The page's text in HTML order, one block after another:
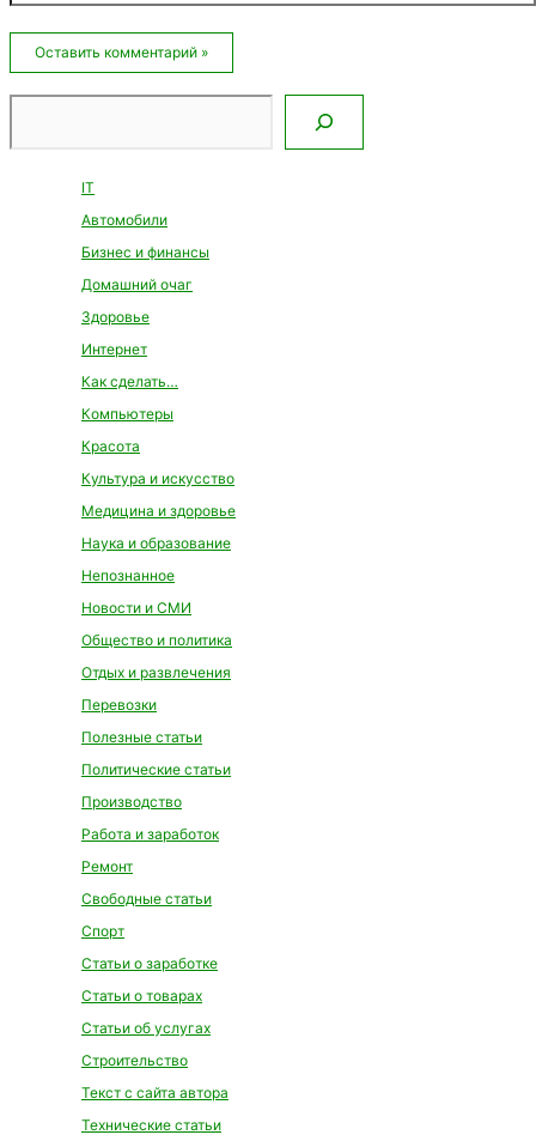
IT
Автомобили
Бизнес и финансы
Домашний очаг
Здоровье
Интернет
Как сделать…
Компьютеры
Красота
Культура и искусство
Медицина и здоровье
Наука и образование
Непознанное
Новости и СМИ
Общество и политика
Отдых и развлечения
Перевозки
Полезные статьи
Политические статьи
Производство
Работа и заработок
Ремонт
Свободные статьи
Спорт
Статьи о заработке
Статьи о товарах
Статьи об услугах
Строительство
Текст с сайта автора
Технические статьи